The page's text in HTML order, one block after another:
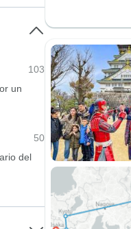
103
un
50
del